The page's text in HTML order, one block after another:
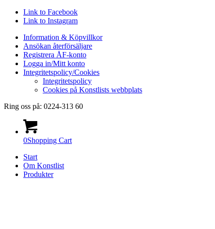
Link to Facebook
Link to Instagram
Information & Köpvillkor
Ansökan återförsäljare
Registrera ÅF-konto
Logga in/Mitt konto
Integritetspolicy/Cookies
Integritetspolicy
Cookies på Konstlists webbplats
Ring oss på: 0224-313 60
0Shopping Cart
Start
Om Konstlist
Produkter